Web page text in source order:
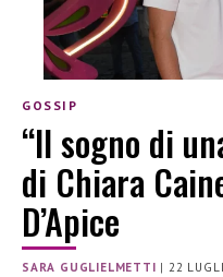
GOSSIP
“Il sogno di
di Chiara
D’Apice
SARA GUGLIELMETTI |22